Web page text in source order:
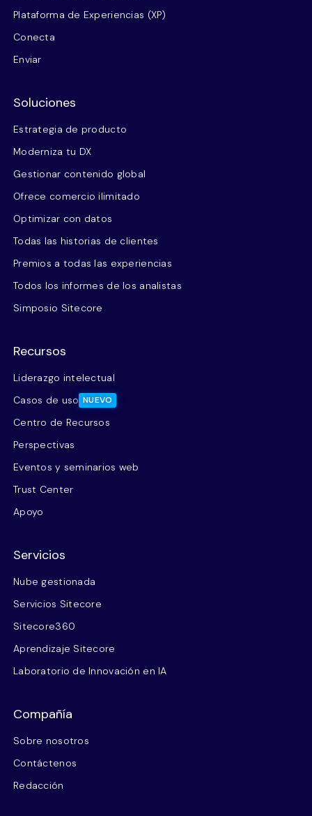
Plataforma de Experiencias (XP)
Conecta
Enviar
Soluciones
Estrategia de producto
Moderniza tu DX
Gestionar contenido global
Ofrece comercio ilimitado
Optimizar con datos
Todas las historias de clientes
Premios a todas las experiencias
Todos los informes de los analistas
Simposio Sitecore
Recursos
Liderazgo intelectual
Casos de uso NUEVO
Centro de Recursos
Perspectivas
Eventos y seminarios web
Trust Center
Apoyo
Servicios
Nube gestionada
Servicios Sitecore
Sitecore360
Aprendizaje Sitecore
Laboratorio de Innovación en IA
Compañía
Sobre nosotros
Contáctenos
Redacción